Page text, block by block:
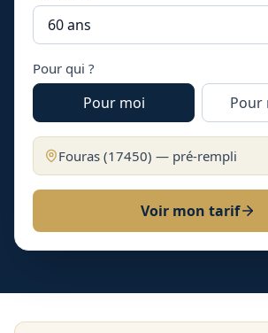
Pour qui ?
Pour moi Pour
Fouras (17450) — pré-rempli
Voir mon tarif